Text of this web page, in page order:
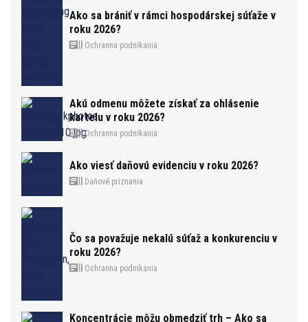
Ako sa brániť v rámci hospodárskej súťaže v
roku 2026?
Ochranna podnikania
Akú odmenu môžete získať za ohlásenie
kartelu v roku 2026?
Ochranna podnikania
Ako viesť daňovú evidenciu v roku 2026?
Daňové priznania
Čo sa považuje nekalú súťaž a konkurenciu v
roku 2026?
Ochranna podnikania
Koncentrácie môžu obmedziť trh – Ako sa